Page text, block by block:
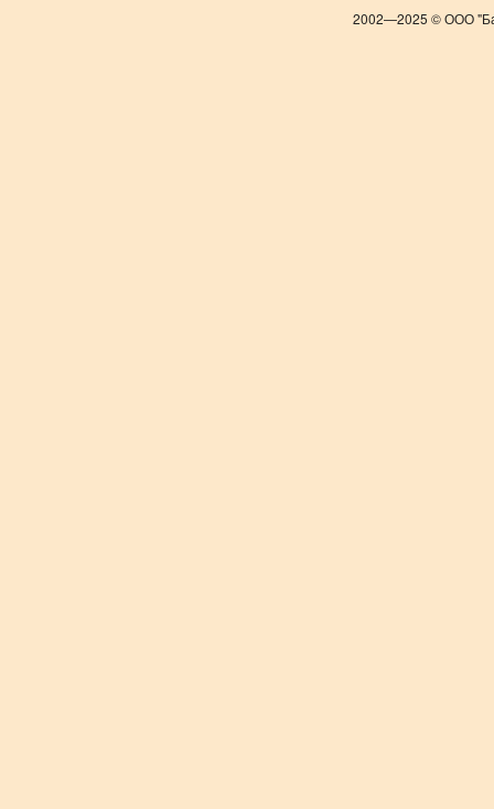
2002—2025 © ООО